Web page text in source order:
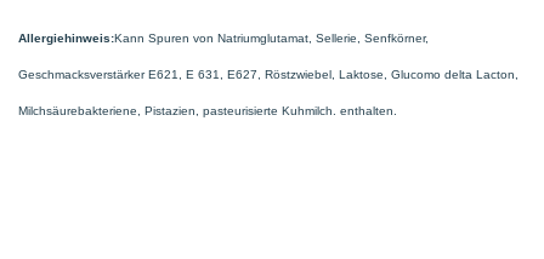
Allergiehinweis:Kann Spuren von Natriumglutamat, Sellerie, Senfkörner,
Geschmacksverstärker E621, E 631, E627, Röstzwiebel, Laktose, Glucomo delta Lacton,
Milchsäurebakteriene, Pistazien, pasteurisierte Kuhmilch. enthalten.